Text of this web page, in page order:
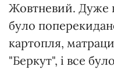
Жовтневий. Дуже
було
картопля,
"Беркут", і все